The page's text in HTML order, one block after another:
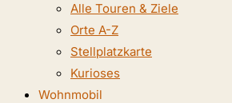
search
Alle Touren & Ziele
Orte A-Z
Stellplatzkarte
Kurioses
Wohnmobil